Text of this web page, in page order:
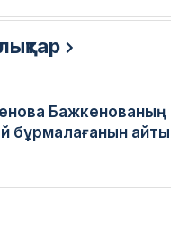
Бажкенованың
бұрмалағанын